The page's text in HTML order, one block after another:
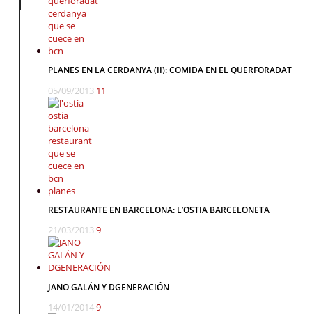
PLANES EN LA CERDANYA (II): COMIDA EN EL QUERFORADAT
05/09/2013 11
RESTAURANTE EN BARCELONA: L’OSTIA BARCELONETA
21/03/20139
JANO GALÁN Y DGENERACIÓN
14/01/20149